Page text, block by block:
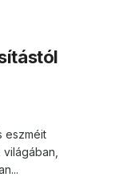
eszméit